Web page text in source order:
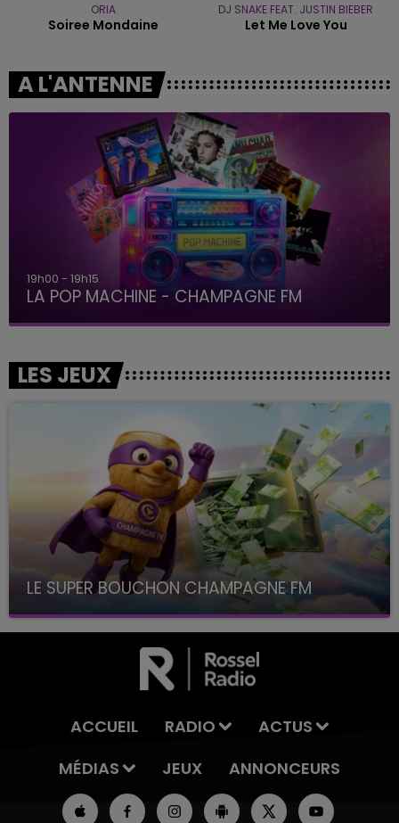
ORIA
Soiree Mondaine
DJ SNAKE FEAT. JUSTIN BIEBER
Let Me Love You
A L'ANTENNE
19h00 - 19h15
LA POP MACHINE - CHAMPAGNE FM
LES JEUX
LE SUPER BOUCHON CHAMPAGNE FM
avec La Famille Champagne FM, à 8H10
ACCUEIL RADIO
ACTUS
MÉDIAS
JEUX ANNONCEURS